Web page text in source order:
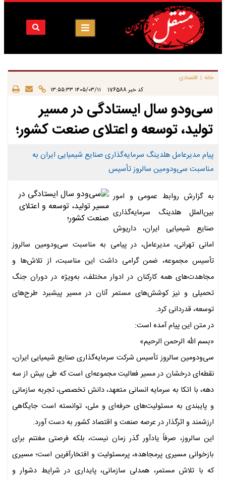
خانه | اقتصادی
کد خبر 176588 ۱۴۰۵/۰۳/۱۱ ۱۳:۵۵:۳۳
سی‌ودو سال ایستادگی در مسیر
تولید، توسعه و اعتلای صنعت کشور؛
پیام مدیرعامل هلدینگ سرمایه‌گذاری صنایع شیمیایی ایران به
مناسبت سی‌ودومین سالروز تأسیس
به گزارش روابط عمومی و امور
بین‌الملل هلدینگ سرمایه‌گذاری
صنایع شیمیایی ایران، داریوش
امانی تهرانی، مدیرعامل، در پیامی به مناسبت سی‌ودومین سالروز
تأسیس مجموعه، ضمن گرامی داشت این مناسبت، از تلاش‌ها و
مجاهدت‌های همه کارکنان در ادوار مختلف، به‌ویژه در دوران جنگ
تحمیلی و نیز کوشش‌های مستمر آنان در مسیر پیشبرد طرح‌های
توسعه، قدردانی کرد.
در متن این پیام آمده است:
«بسم الله الرحمن الرحیم»
سی‌ودومین سالروز تأسیس شرکت سرمایه‌گذاری صنایع شیمیایی ایران،
نقطه‌ای درخشان در مسیر فعالیت مجموعه‌ای است که طی بیش از سه
دهه، با اتکا به سرمایه انسانی متعهد، دانش تخصصی، تجربه سازمانی
و پایبندی به مسئولیت‌های حرفه‌ای و ملی، توانسته است جایگاهی
ارزشمند و اثرگذار در عرصه صنعت و اقتصاد کشور به دست آورد.
این سالروز، صرفاً یادآور گذر زمان نیست، بلکه فرصتی مغتنم برای
بازخوانی مسیری پرمجاهده، پرمسئولیت و افتخارآفرین است؛ مسیری
که با تلاش مستمر، همدلی سازمانی، پایداری در شرایط دشوار و